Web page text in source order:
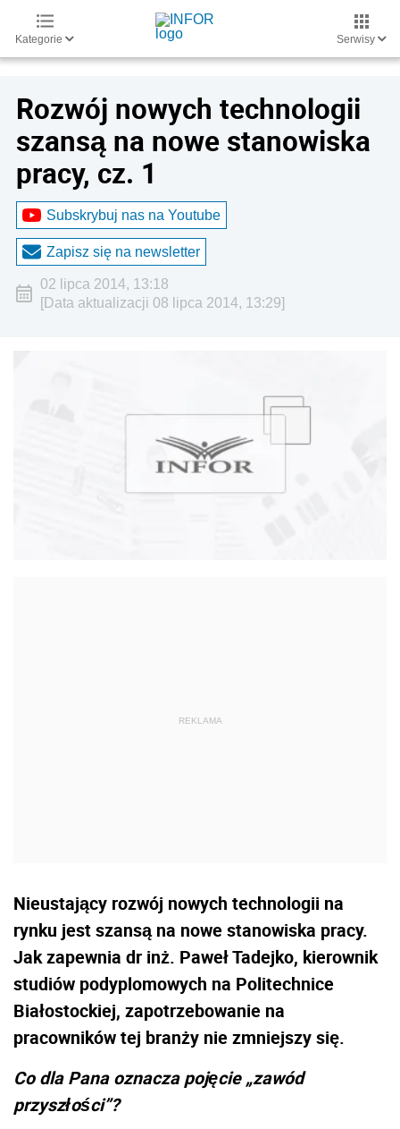
Kategorie Serwisy
Rozwój nowych technologii
szansą na nowe stanowiska
pracy, cz. 1
Subskrybuj nas na Youtube
Zapisz się na newsletter
02 lipca 2014, 13:18
[Data aktualizacji 08 lipca 2014, 13:29]
Nieustający rozwój nowych technologii na
rynku jest szansą na nowe stanowiska pracy.
Jak zapewnia dr inż. Paweł Tadejko, kierownik
studiów podyplomowych na Politechnice
Białostockiej, zapotrzebowanie na
pracowników tej branży nie zmniejszy się.
Co dla Pana oznacza pojęcie „zawód
przyszłości”?